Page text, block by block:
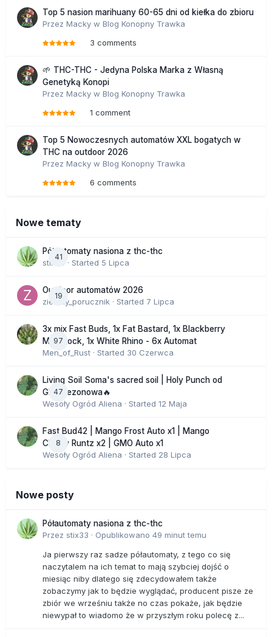
Top 5 nasion marihuany 60-65 dni od kiełka do zbioru
Przez Macky w Blog Konopny Trawka
3 comments
🌱 THC-THC - Jedyna Polska Marka z Własną
Genetyką Konopi
Przez Macky w Blog Konopny Trawka
1 comment
Top 5 Nowoczesnych automatów XXL bogatych w
THC na outdoor 2026
Przez Macky w Blog Konopny Trawka
6 comments
Nowe tematy
41
Półautomaty nasiona z thc-thc
stix33 · Started 5 Lipca
19
Outdoor automatów 2026
zielony_porucznik · Started 7 Lipca
97
3x mix Fast Buds, 1x Fat Bastard, 1x Blackberry
Moonrock, 1x White Rhino - 6x Automat
Men_of_Rust · Started 30 Czerwca
47
Living Soil Soma's sacred soil | Holy Punch od
GHS sezonowa🔥
Wesoły Ogród Aliena · Started 12 Maja
8
Fast Bud42 | Mango Frost Auto x1 | Mango
Cherry Runtz x2 | GMO Auto x1
Wesoły Ogród Aliena · Started 28 Lipca
Nowe posty
Półautomaty nasiona z thc-thc
Przez stix33 · Opublikowano 49 minut temu
Ja pierwszy raz sadze półautomaty, z tego co się
naczytalem na ich temat to mają szybciej dojść o
miesiąc niby dlatego się zdecydowałem także
zobaczymy jak to będzie wyglądać, producent pisze ze
zbiór we wrześniu także no czas pokaże, jak będzie
niewypał to wiadomo że w przyszłym roku polecę z...